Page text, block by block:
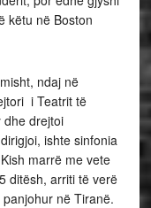
këtu në Boston
ndaj në
i Teatrit të
dhe drejtoi
ishte sinfonia
marrë me vete
ditësh, arriti të verë
në Tiranë.